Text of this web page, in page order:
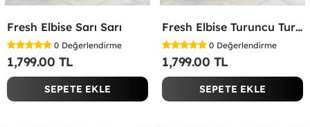
Fresh Elbise Sarı Sarı
0 Değerlendirme
1,799.00 TL
SEPETE EKLE
Fresh Elbise Turuncu Turuncu
0 Değerlendirme
1,799.00 TL
SEPETE EKLE